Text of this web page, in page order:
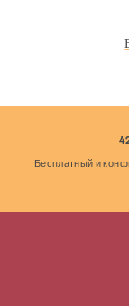
Бесплатный и